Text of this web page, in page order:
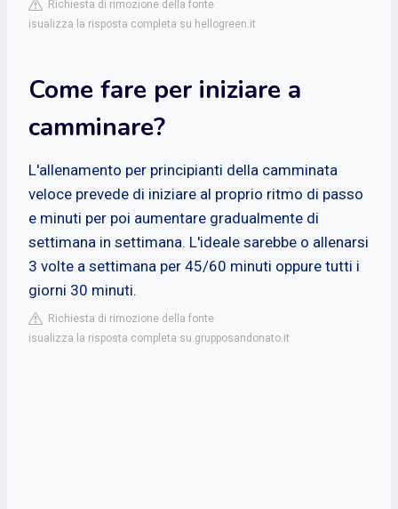
Richiesta di rimozione della fonte
isualizza la risposta completa su hellogreen.it
Come fare per iniziare a
camminare?
L'allenamento per principianti della camminata
veloce prevede di iniziare al proprio ritmo di passo
e minuti per poi aumentare gradualmente di
settimana in settimana. L'ideale sarebbe o allenarsi
3 volte a settimana per 45/60 minuti oppure tutti i
giorni 30 minuti.
Richiesta di rimozione della fonte
isualizza la risposta completa su grupposandonato.it